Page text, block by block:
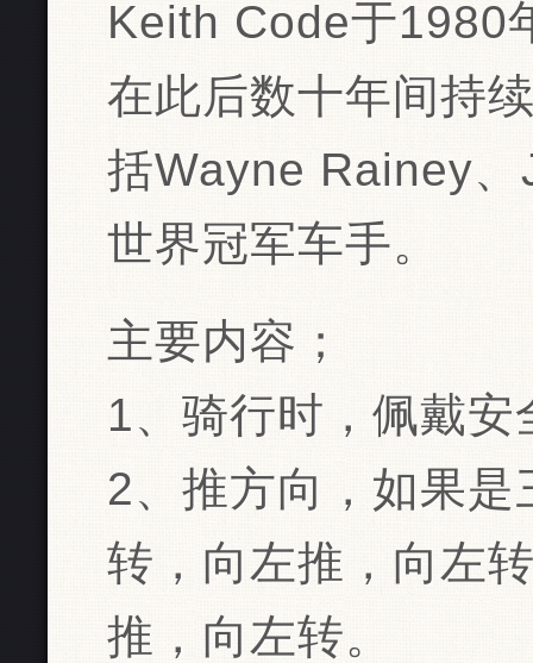
Keith Code于1980
在此后数十年间持
括Wayne Rainey
世界冠军车手‌‌。
主要内容；
1、骑行时，佩戴安
2、推方向，如果
转，向左推，向左
推，向左转。